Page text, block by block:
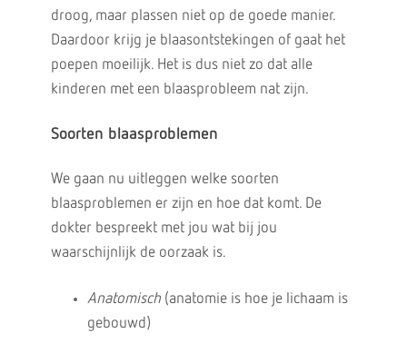
droog, maar plassen niet op de goede manier.
Daardoor krijg je blaasontstekingen of gaat het
poepen moeilijk. Het is dus niet zo dat alle
kinderen met een blaasprobleem nat zijn.
Soorten blaasproblemen
We gaan nu uitleggen welke soorten
blaasproblemen er zijn en hoe dat komt. De
dokter bespreekt met jou wat bij jou
waarschijnlijk de oorzaak is.
Anatomisch(anatomie is hoe je lichaam is
gebouwd)